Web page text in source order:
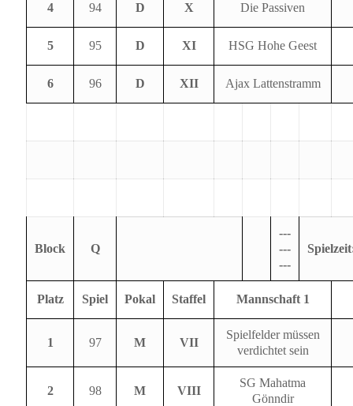
4 94 D X Die Passiven
5 95 D XI HSG Hohe Geest
6 96 D XII Ajax Lattenstramm
Block Q
---
---
---
Platz Spiel Pokal Staffel Mannschaft 1
1 97 M VII
Spielfelder müssen
verdichtet sein
2 98 M VIII
SG Mahatma
Gönndir